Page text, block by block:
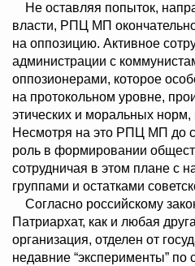
Не оставляя попыток,
власти, РПЦ МП
на оппозицию. Активное
администрации с
оппозионерами, которое
на протокольном уровне,
этических и моральных
Несмотря на это РПЦ МП до
роль в формировании
сотрудничая в этом плане с
группами и остатками
Согласно российскому
Патриархат, как и любая
организация, отделен от
недавние “эксперименты” по